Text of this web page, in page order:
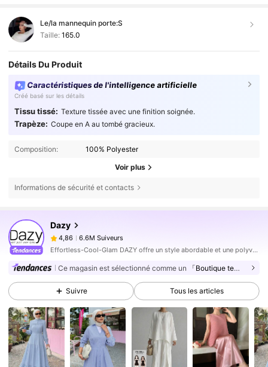
Le/la mannequin porte:S
Taille: 165.0
Détails Du Produit
Caractéristiques de l'intelligence artificielle
Créé basé sur les détails
Tissu tissé: Texture tissée avec une finition soignée.
Trapèze: Coupe en A au tombé gracieux.
Composition: 100% Polyester
Voir plus
Informations de sécurité et contacts
Dazy
4,86
m***1est en train de naviguer
4,86
6.6M Suiveurs
4,86 6.6M Suiveurs
4,86 6.6M Suiveurs
4,86 6.6M Suiveurs
4,86 6.6M Suiveurs
4,86 6.6M Suiveurs
Effortless-Cool-Glam DAZY offre un style abordable et une polyvalence permettant de constituer la garde-robe ultime. Portez votre confiance exactement comme vous l'entendez.
Ce magasin est sélectionné comme un 「Boutique tendance」
Suivre Tous les articles